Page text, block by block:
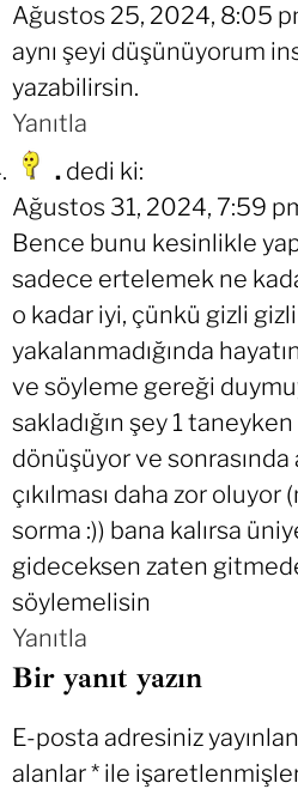
Ağustos 25, 2024, 8:05
aynı şeyi düşünüyorum
yazabilirsin.
Yanıtla
. dedi ki:
Ağustos 31, 2024, 7:59
Bence bunu kesinlikle
sadece ertelemek ne
o kadar iyi, çünkü gizli
yakalanmadığında
ve söyleme gereği
sakladığın şey 1
dönüşüyor ve
çıkılması daha zor
sorma :)) bana kalırsa
gideceksen zaten
söylemelisin
Yanıtla
Bir yanıt yazın
E-posta adresiniz
alanlar* ile